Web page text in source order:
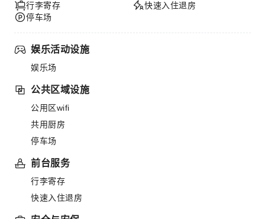
行李寄存
停车场
快速入住退房
娱乐活动设施
娱乐场
公共区域设施
公用区wifi
共用厨房
停车场
前台服务
行李寄存
快速入住退房